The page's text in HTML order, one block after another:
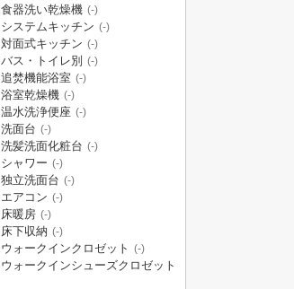
食器洗い乾燥機 (-)
システムキッチン (-)
対面式キッチン (-)
バス・トイレ別 (-)
追焚機能浴室 (-)
浴室乾燥機 (-)
温水洗浄便座 (-)
洗面台 (-)
洗髪洗面化粧台 (-)
シャワー (-)
独立洗面台 (-)
エアコン (-)
床暖房 (-)
床下収納 (-)
ウォークインクロゼット (-)
ウォークインシューズクロゼット